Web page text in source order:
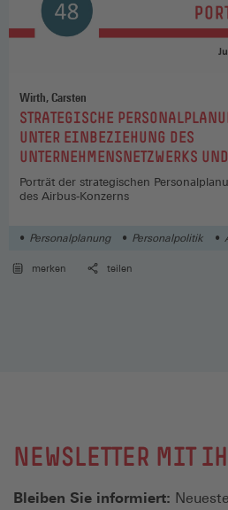
Wirth, Carsten
:STRATEGISCHE
UNTER EINBEZIEHUNG DES
UNTERNEHMENSNETZWERKS
ORGANISATIONEN IM FELD
Porträt der strategischen
des Airbus-Konzerns
Personalplanung Personalpolitik
merken teilen
NEWSLETTER MIT
Bleiben Sie informiert: